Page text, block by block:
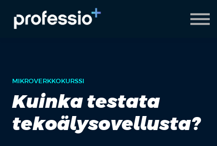
AI Coach
Pyydä demo
MIKROVERKKOKURSSI
Kuinka testata
tekoälysovellusta?